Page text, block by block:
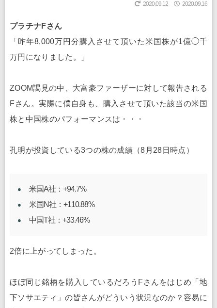
2020.09.16
2020.09.12
プラチナFさん
「昨年8,000万円分購入させて頂いた米国株が1億◯千
万円になりました。」
ZOOM謁見の中、大富豪ファーザーに対して報告される
Fさん。実際に僕自身も、購入させて頂いた該当の米国
株と中国株のパフォーマンスは・・・
孔明が投資している3つの株の成績（8月28日時点）
米国A社：+94.7%
米国N社：+110.88%
中国T社：+33.46%
2倍に上がってしまった。
ほぼ同じ銘柄を購入しているだろうFさんをはじめ「地
下ソサエティ」の皆さんがどういう状況なのか？容易に